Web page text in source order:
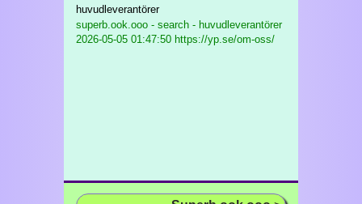
huvudleverantörer
superb.ook.ooo - search - huvudleverantörer
2026-05-05 01:47:50 https://yp.se/om-oss/